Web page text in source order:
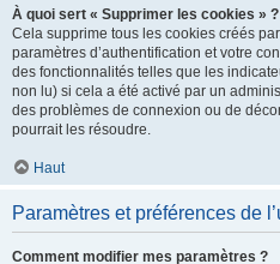
À quoi sert « Supprimer les cookies » ?
Cela supprime tous les cookies créés
paramètres d’authentification et votre
des fonctionnalités telles que les
non lu) si cela a été activé par un
des problèmes de connexion ou de
pourrait les résoudre.
Haut
Paramètres et préférences de
Comment modifier mes paramètres ?